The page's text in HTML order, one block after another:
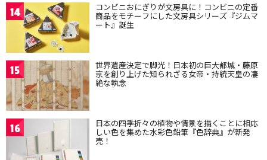
14 コンビニおにぎりが文房具に！コンビニの定番
商品をモチーフにした文房具シリーズ『ジムマ
ート』誕生
15 世界遺産決定で脚光！日本初の巨大都城・藤原
京を創り上げた知られざる女帝・持統天皇の凄
絶な執念
16 日本の四季折々の植物や情景を描くことに相応
しい色を集めた水彩色鉛筆『色辞典』が新発
売！